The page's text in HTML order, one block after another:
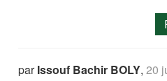
parIssouf Bachir BOLY,20